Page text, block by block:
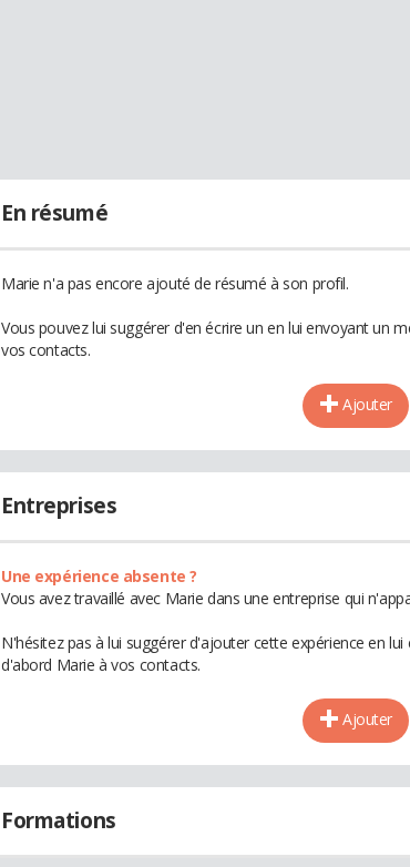
En résumé
Marie n'a pas encore ajouté de résumé à son profil.
Vous pouvez lui suggérer d'en écrire un en lui envoyant un
vos contacts.
Ajouter
Entreprises
Une expérience absente ?
Vous avez travaillé avec Marie dans une entreprise qui
N'hésitez pas à lui suggérer d'ajouter cette expérience en
d'abord Marie à vos contacts.
Ajouter
Formations